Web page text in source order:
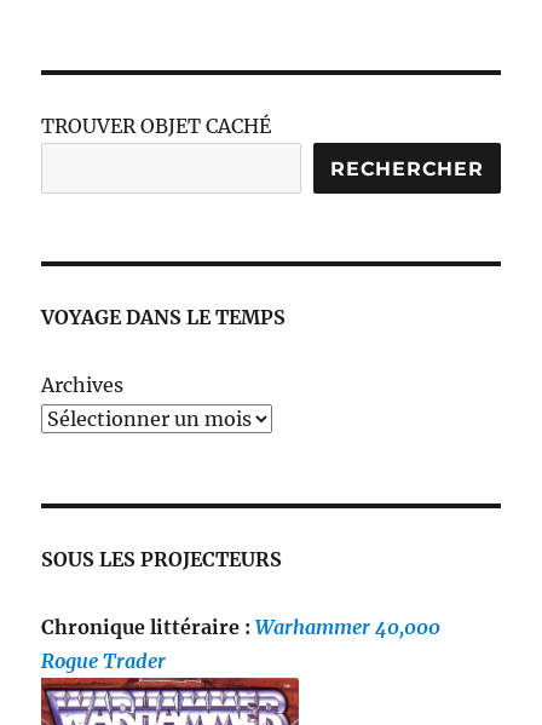
TROUVER OBJET CACHÉ
RECHERCHER
VOYAGE DANS LE TEMPS
Archives
SOUS LES PROJECTEURS
Chronique littéraire :Warhammer 40,000
Rogue Trader